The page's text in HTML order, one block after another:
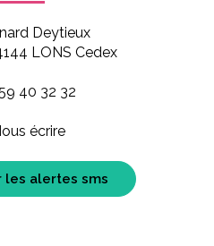
Deytieux
LONS Cedex
40 32 32
écrire
les alertes sms